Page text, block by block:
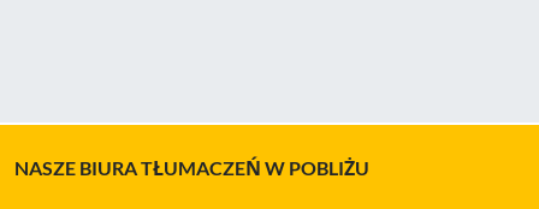
NASZE BIURA TŁUMACZEŃ W POBLIŻU